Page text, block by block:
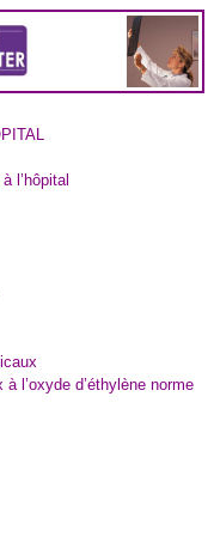
l’hôpital
l’oxyde d’éthylène norme